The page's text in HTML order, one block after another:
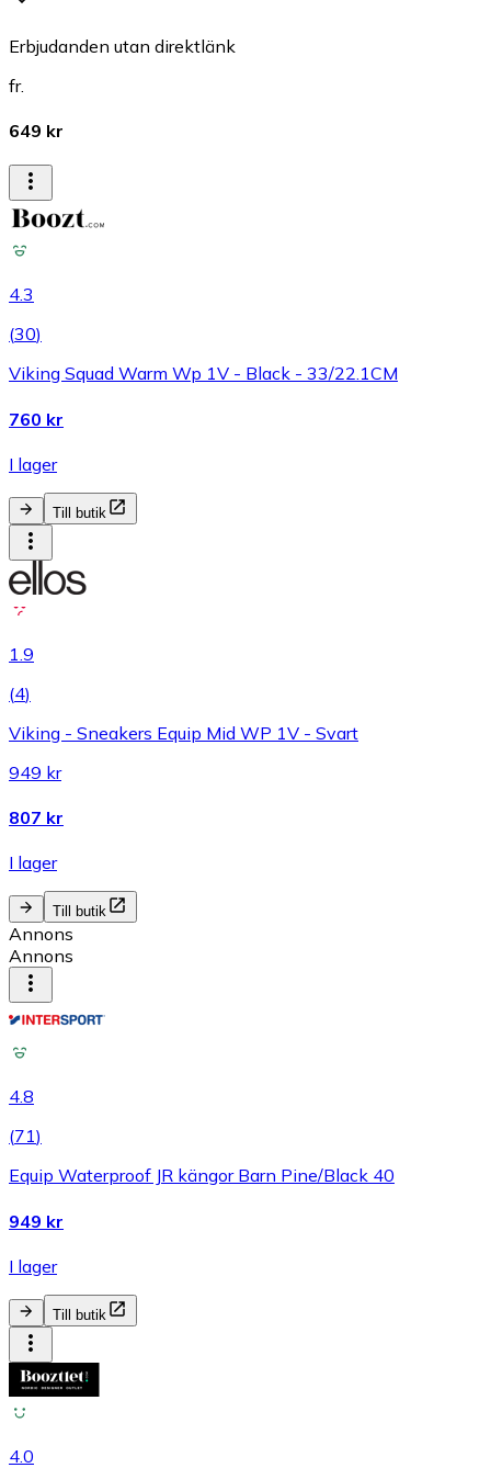
Erbjudanden utan direktlänk
fr.
649 kr
4.3
(30)
Viking Squad Warm Wp 1V - Black - 33/22.1CM
760 kr
I lager
Till butik
1.9
(4)
Viking - Sneakers Equip Mid WP 1V - Svart
949 kr
807 kr
I lager
Till butik
Annons
Annons
4.8
(71)
Equip Waterproof JR kängor Barn Pine/Black 40
949 kr
I lager
Till butik
4.0